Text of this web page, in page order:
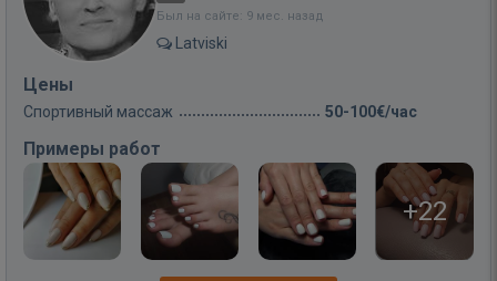
Был на сайте: 9 мес. назад
Latviski
Цены
Спортивный массаж 50-100€/час
Примеры работ
+22